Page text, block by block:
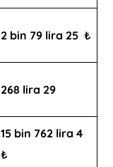
2 bin 79 lira 25 ₺
268 lira 29
15 bin 762 lira 4
₺